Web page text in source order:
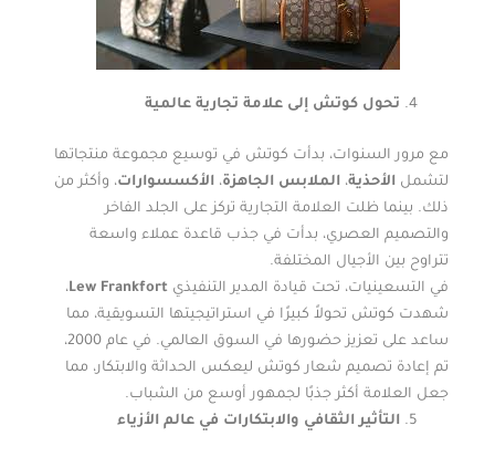
تحول كوتش إلى علامة تجارية عالمية
مع مرور السنوات، بدأت كوتش في توسيع مجموعة منتجاتها
لتشمل الأحذية، الملابس الجاهزة، الأكسسوارات، وأكثر من
ذلك. بينما ظلت العلامة التجارية تركز على الجلد الفاخر
والتصميم العصري، بدأت في جذب قاعدة عملاء واسعة
تتراوح بين الأجيال المختلفة.
في التسعينيات، تحت قيادة المدير التنفيذي Lew Frankfort،
شهدت كوتش تحولاً كبيرًا في استراتيجيتها التسويقية، مما
ساعد على تعزيز حضورها في السوق العالمي. في عام 2000،
تم إعادة تصميم شعار كوتش ليعكس الحداثة والابتكار، مما
جعل العلامة أكثر جذبًا لجمهور أوسع من الشباب.
التأثير الثقافي والابتكارات في عالم الأزياء